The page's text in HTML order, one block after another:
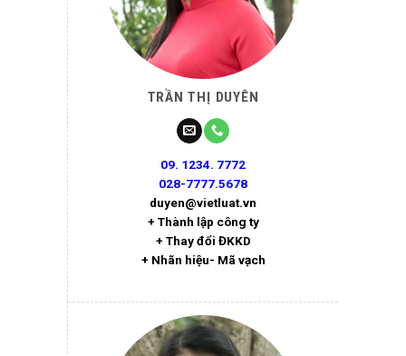
TRẦN THỊ DUYÊN
09. 1234. 7772
028-7777.5678
duyen@vietluat.vn
+ Thành lập công ty
+ Thay đổi ĐKKD
+ Nhãn hiệu- Mã vạch